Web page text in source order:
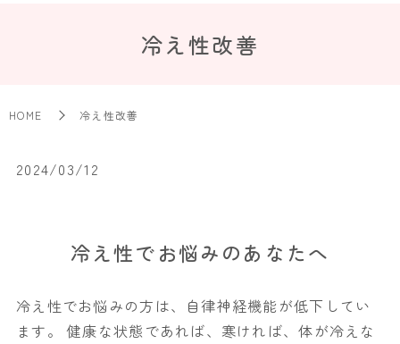
冷え性改善
HOME 冷え性改善
2024/03/12
冷え性でお悩みのあなたへ
冷え性でお悩みの方は、自律神経機能が低下してい
ます。 健康な状態であれば、寒ければ、体が冷えな